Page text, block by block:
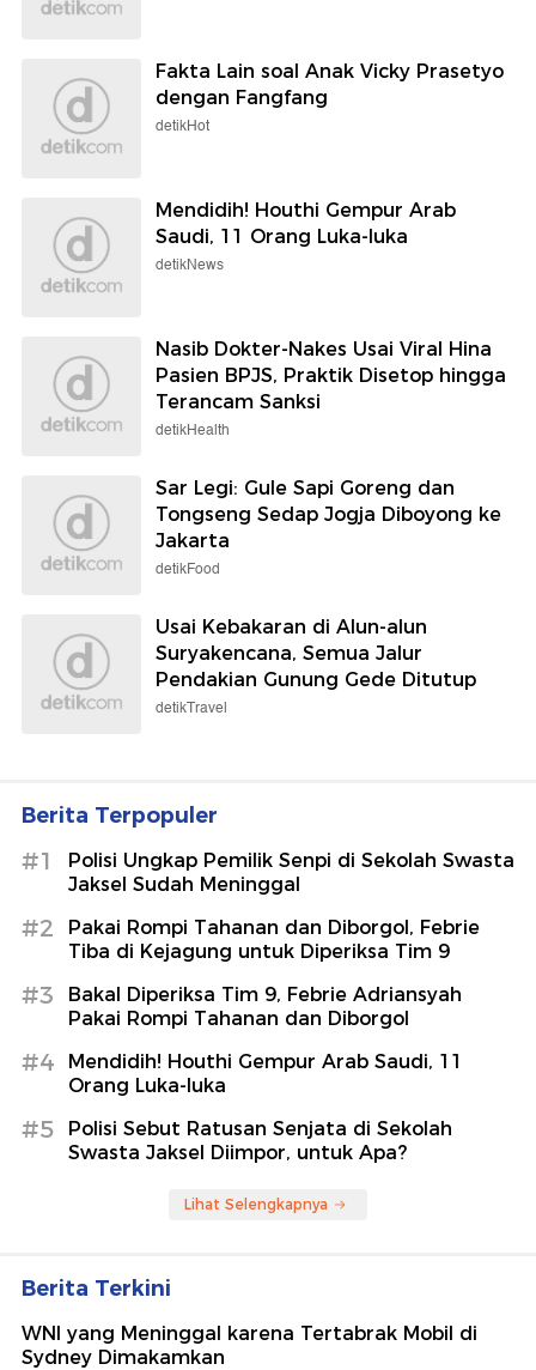
Fakta Lain soal Anak Vicky Prasetyo
dengan Fangfang
detikHot
Mendidih! Houthi Gempur Arab
Saudi, 11 Orang Luka-luka
detikNews
Nasib Dokter-Nakes Usai Viral Hina
Pasien BPJS, Praktik Disetop hingga
Terancam Sanksi
detikHealth
Sar Legi: Gule Sapi Goreng dan
Tongseng Sedap Jogja Diboyong ke
Jakarta
detikFood
Usai Kebakaran di Alun-alun
Suryakencana, Semua Jalur
Pendakian Gunung Gede Ditutup
detikTravel
Berita Terpopuler
#1
Polisi Ungkap Pemilik Senpi di Sekolah Swasta
Jaksel Sudah Meninggal
#2
Pakai Rompi Tahanan dan Diborgol, Febrie
Tiba di Kejagung untuk Diperiksa Tim 9
#3
Bakal Diperiksa Tim 9, Febrie Adriansyah
Pakai Rompi Tahanan dan Diborgol
#4
Mendidih! Houthi Gempur Arab Saudi, 11
Orang Luka-luka
#5
Polisi Sebut Ratusan Senjata di Sekolah
Swasta Jaksel Diimpor, untuk Apa?
Lihat Selengkapnya
Berita Terkini
WNI yang Meninggal karena Tertabrak Mobil di
Sydney Dimakamkan